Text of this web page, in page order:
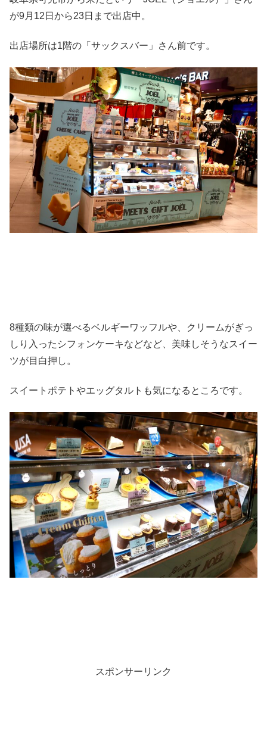
が9月12日から23日まで出店中。
出店場所は1階の「サックスバー」さん前です。
8種類の味が選べるベルギーワッフルや、クリームがぎっ
しり入ったシフォンケーキなどなど、美味しそうなスイー
ツが目白押し。
スイートポテトやエッグタルトも気になるところです。
スポンサーリンク